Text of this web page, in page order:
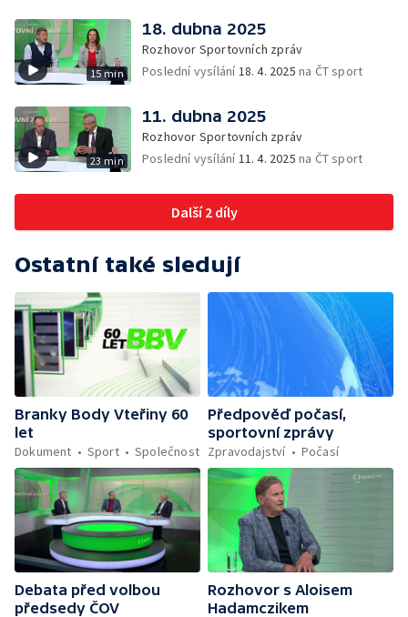
15 min
18. dubna 2025
Rozhovor Sportovních zpráv
Poslední vysílání18. 4. 2025 na ČT sport
23 min
11. dubna 2025
Rozhovor Sportovních zpráv
Poslední vysílání11. 4. 2025 na ČT sport
Další 2 díly
Ostatní také sledují
Branky Body Vteřiny 60
let
Dokument
Sport Společnost
Předpověď počasí,
sportovní zprávy
Zpravodajství
Počasí
Debata před volbou
předsedy ČOV
Rozhovor s Aloisem
Hadamczikem